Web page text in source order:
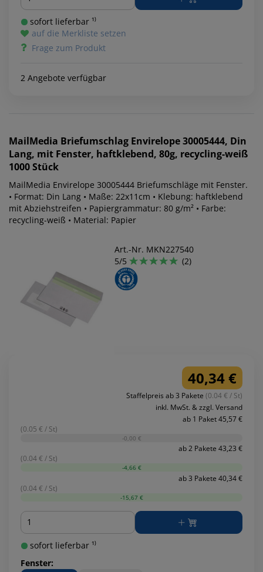
sofort lieferbar ¹⁾
auf die Merkliste setzen
Frage zum Produkt
2 Angebote verfügbar
MailMedia Briefumschlag Envirelope 30005444, Din
Lang, mit Fenster, haftklebend, 80g, recycling-weiß
1000 Stück
MailMedia Envirelope 30005444 Briefumschläge mit Fenster.
• Format: Din Lang • Maße: 22x11cm • Klebung: haftklebend
mit Abziehstreifen • Papiergrammatur: 80 g/m² • Farbe:
recycling-weiß • Material: Papier
Art.-Nr. MKN227540
5/5
(2)
40,34 €
Staffelpreis ab 3 Pakete (0.04 € / St)
inkl. MwSt. & zzgl. Versand
ab 1 Paket 45,57 €
(0.05 € / St)
-0,00 €
ab 2 Pakete 43,23 €
(0.04 € / St)
-4,66 €
ab 3 Pakete 40,34 €
(0.04 € / St)
-15,67 €
Menge
sofort lieferbar ¹⁾
Fenster: